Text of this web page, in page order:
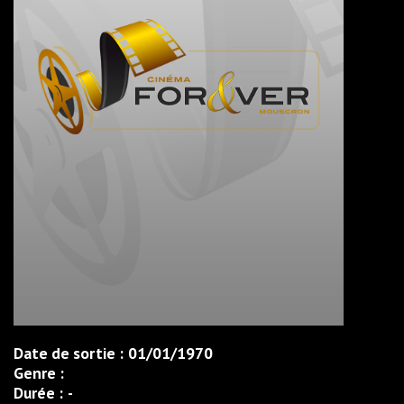
Date de sortie : 01/01/1970
Genre :
Durée : -